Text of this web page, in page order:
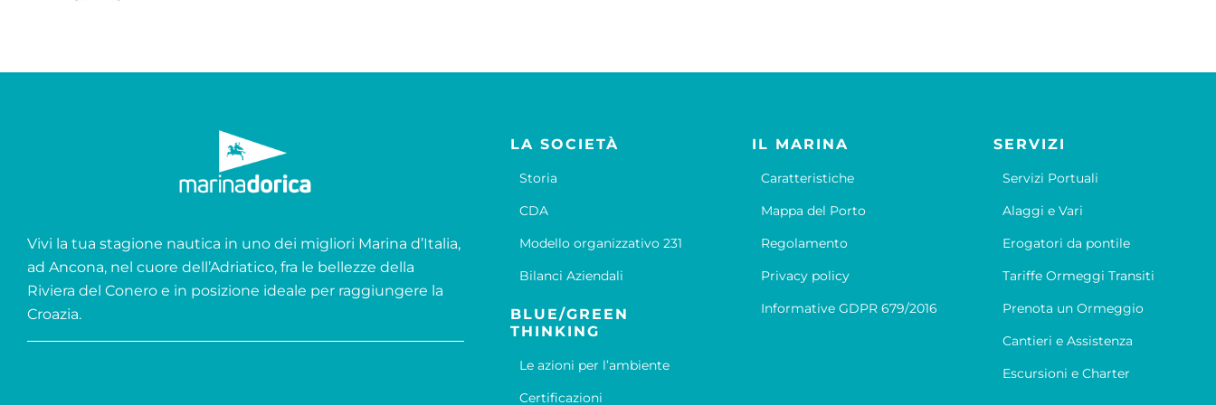
Vivi la tua stagione nautica in uno dei migliori Marina d’Italia,
ad Ancona, nel cuore dell’Adriatico, fra le bellezze della
Riviera del Conero e in posizione ideale per raggiungere la
Croazia.
LA SOCIETÀ
Storia
CDA
Modello organizzativo 231
Bilanci Aziendali
BLUE/GREEN
THINKING
Le azioni per l’ambiente
Certificazioni
IL MARINA
Caratteristiche
Mappa del Porto
Regolamento
Privacy policy
Informative GDPR 679/2016
SERVIZI
Servizi Portuali
Alaggi e Vari
Erogatori da pontile
Tariffe Ormeggi Transiti
Prenota un Ormeggio
Cantieri e Assistenza
Escursioni e Charter